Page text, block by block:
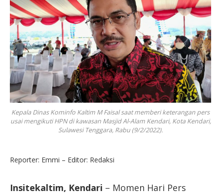
Kepala Dinas Kominfo Kaltim M Faisal saat memberi keterangan pers
usai mengikuti HPN di kawasan Masjid Al-Alam Kendari, Kota Kendari,
Sulawesi Tenggara, Rabu (9/2/2022).
Reporter: Emmi – Editor: Redaksi
Insitekaltim, Kendari – Momen Hari Pers